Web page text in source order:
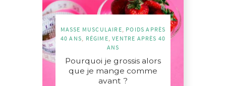
MASSE MUSCULAIRE POIDS APRÈS
40 ANS
RÉGIME ,VENTRE APRÈS 40
ANS
Pourquoi je grossis alors
que je mange comme
avant ?